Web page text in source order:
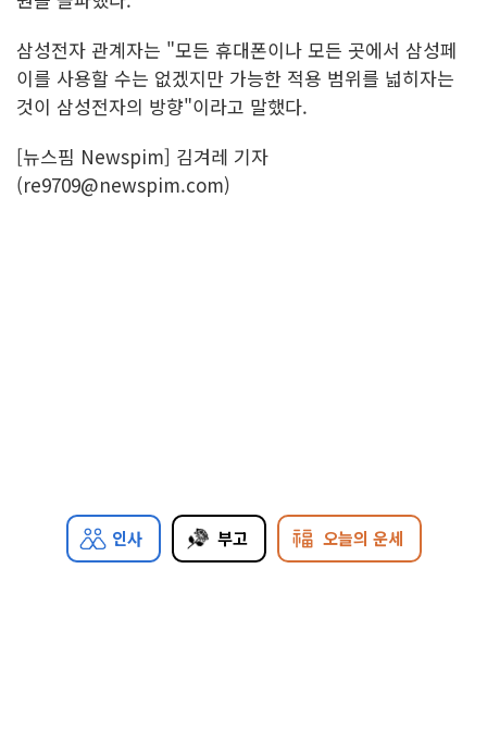
삼성전자 관계자는 "모든 휴대폰이나 모든 곳에서 삼성페
이를 사용할 수는 없겠지만 가능한 적용 범위를 넓히자는
것이 삼성전자의 방향"이라고 말했다.
[뉴스핌 Newspim] 김겨레 기자
(re9709@newspim.com)
인사 부고 오늘의 운세